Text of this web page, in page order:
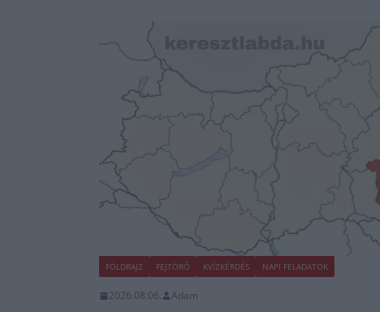
FÖLDRAJZ FEJTÖRŐ KVÍZKÉRDÉS NAPI FELADATOK
2026.08.06. Adam